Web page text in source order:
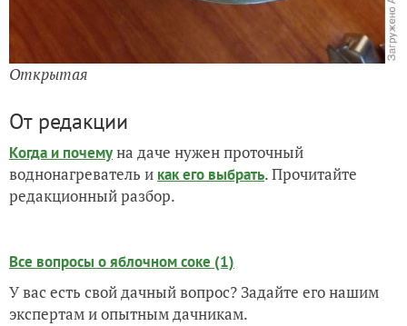
Открытая
От редакции
Когда и почемуна даче нужен проточный
воднонагреватель и как его выбрать. Прочитайте
редакционный разбор.
Все вопросы о яблочном соке (1)
У вас есть свой дачный вопрос? Задайте его нашим
экспертам и опытным дачникам.